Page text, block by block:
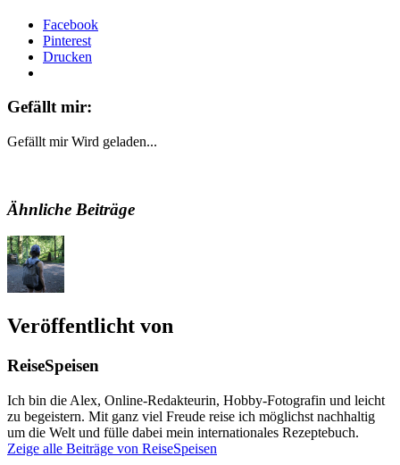
Facebook
Pinterest
Drucken
Gefällt mir:
Gefällt mir Wird geladen...
Ähnliche Beiträge
Veröffentlicht von
ReiseSpeisen
Ich bin die Alex, Online-Redakteurin, Hobby-Fotografin und leicht
zu begeistern. Mit ganz viel Freude reise ich möglichst nachhaltig
um die Welt und fülle dabei mein internationales Rezeptebuch.
Zeige alle Beiträge von ReiseSpeisen